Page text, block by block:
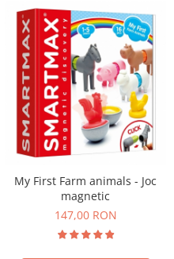
My First Farm animals - Joc
magnetic
147,00 RON